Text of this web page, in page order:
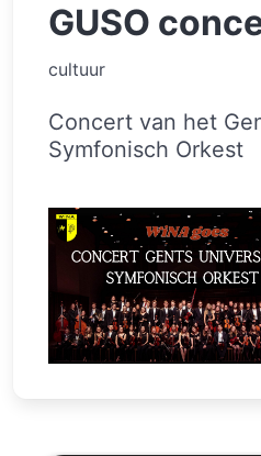
GUSO
cultuur
Concert van het
Symfonisch Orkest